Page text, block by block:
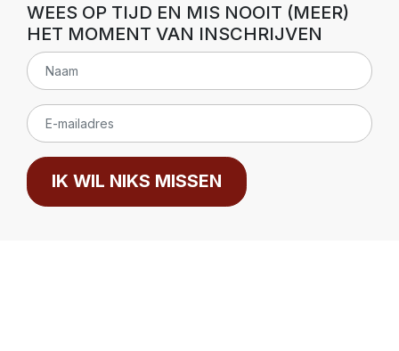
WEES OP TIJD EN MIS NOOIT (MEER)
HET MOMENT VAN INSCHRIJVEN
IK WIL NIKS MISSEN